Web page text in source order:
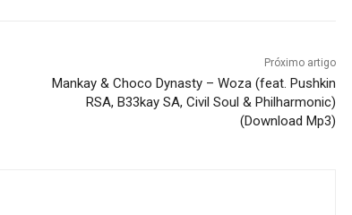
Próximo artigo
Mankay & Choco Dynasty – Woza (feat. Pushkin
RSA, B33kay SA, Civil Soul & Philharmonic)
(Download Mp3)